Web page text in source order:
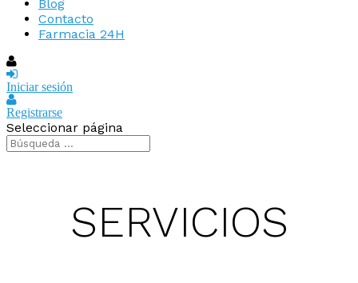
Blog
Contacto
Farmacia 24H
Iniciar sesión
Registrarse
Seleccionar página
SERVICIOS